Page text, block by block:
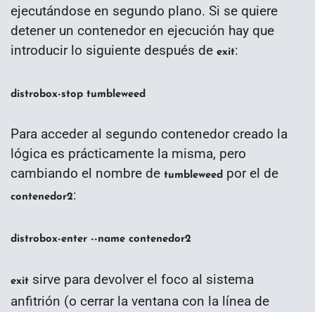
ejecutándose en segundo plano. Si se quiere
detener un contenedor en ejecución hay que
introducir lo siguiente después de exit:
distrobox-stop tumbleweed
Para acceder al segundo contenedor creado la
lógica es prácticamente la misma, pero
cambiando el nombre de tumbleweed por el de
contenedor2:
distrobox-enter --name contenedor2
exit sirve para devolver el foco al sistema
anfitrión (o cerrar la ventana con la línea de